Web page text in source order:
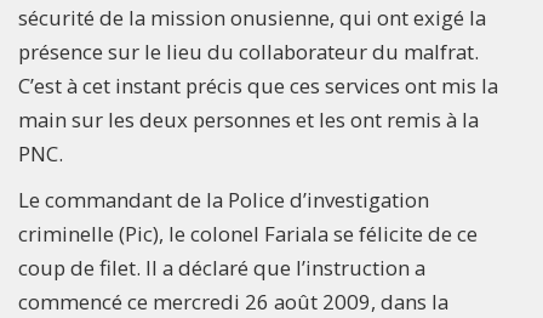
sécurité de la mission onusienne, qui ont exigé la
présence sur le lieu du collaborateur du malfrat.
C’est à cet instant précis que ces services ont mis la
main sur les deux personnes et les ont remis à la
PNC.
Le commandant de la Police d’investigation
criminelle (Pic), le colonel Fariala se félicite de ce
coup de filet. Il a déclaré que l’instruction a
commencé ce mercredi 26 août 2009, dans la